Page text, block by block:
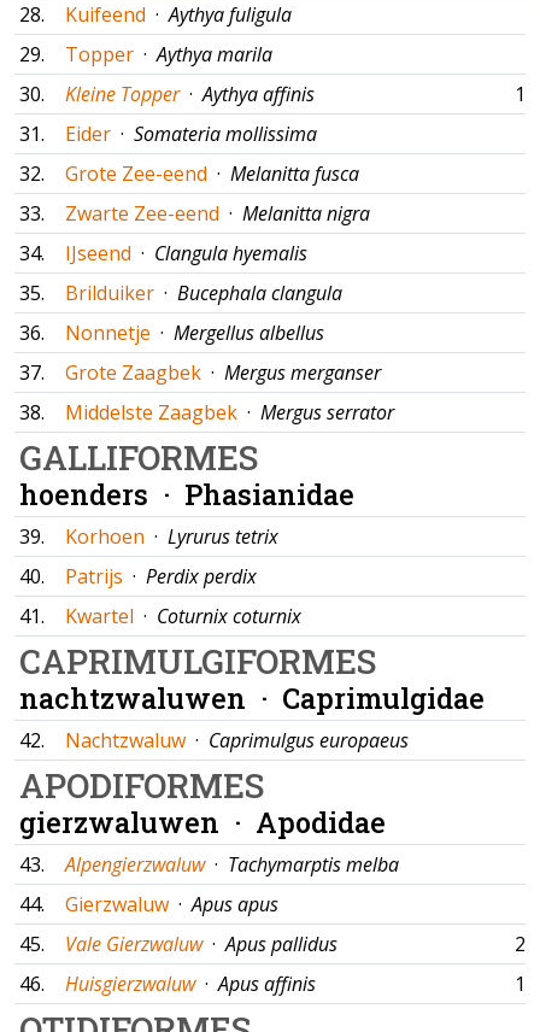
28.
Kuifeend ·Aythya fuligula
29.
Topper ·Aythya marila
30.
Kleine Topper ·Aythya affinis
31.
Eider · Somateria mollissima
32.
Grote Zee-eend · Melanitta fusca
33.
Zwarte Zee-eend · Melanitta nigra
34.
IJseend · Clangula hyemalis
35.
Brilduiker · Bucephala clangula
36.
Nonnetje · Mergellus albellus
37.
Grote Zaagbek · Mergus merganser
38.
Middelste Zaagbek · Mergus serrator
GALLIFORMES
hoenders · Phasianidae
39. Korhoen · Lyrurus tetrix
40.
Patrijs · Perdix perdix
41.
Kwartel · Coturnix coturnix
CAPRIMULGIFORMES
nachtzwaluwen · Caprimulgidae
42. Nachtzwaluw · Caprimulgus europaeus
APODIFORMES
gierzwaluwen · Apodidae
43. Alpengierzwaluw · Tachymarptis melba
44.
Gierzwaluw ·Apus apus
45.
Vale Gierzwaluw ·Apus pallidus
46.
Huisgierzwaluw ·Apus affinis